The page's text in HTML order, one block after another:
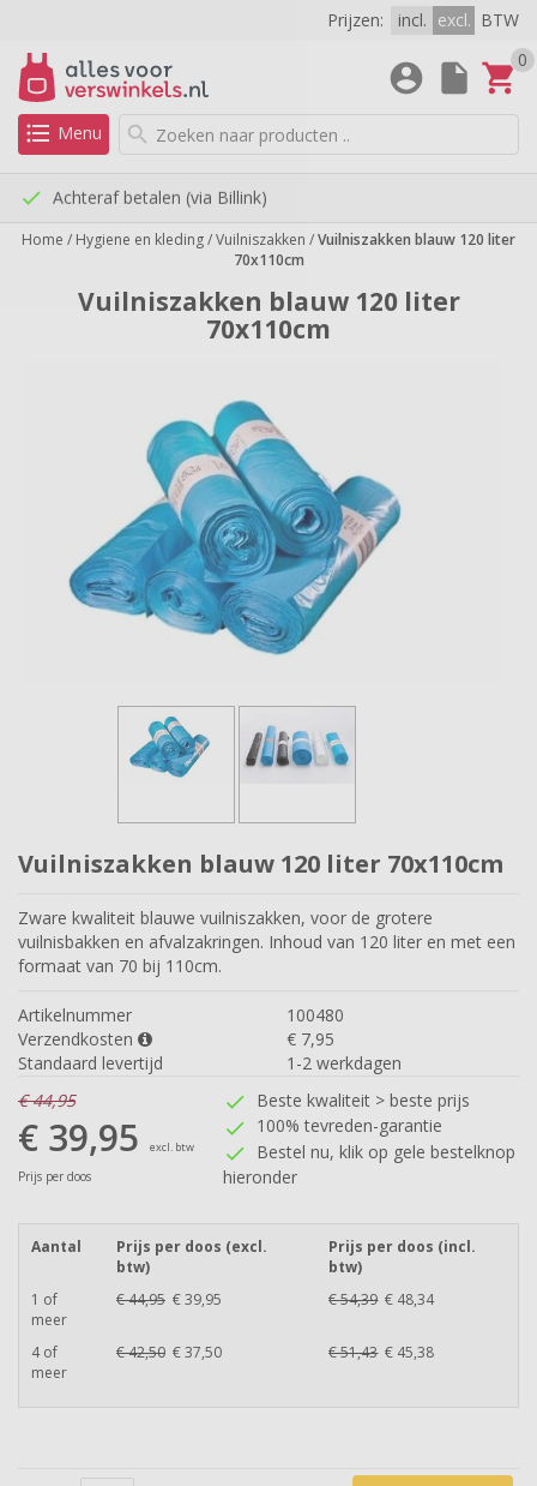
Prijzen: incl. excl. BTW
account_circle insert_drive_file shopping_cart0
format_list_bulleted Menu search
check Achteraf betalen (via Billink)
check Gratis verzending vanaf €225,-
check Met keurmerk: topservice!
check Achteraf betalen (via Billink)
Home / Hygiene en kleding/Vuilniszakken /Vuilniszakken blauw 120 liter
70x110cm
Vuilniszakken blauw 120 liter
70x110cm
Vuilniszakken blauw 120 liter 70x110cm
Zware kwaliteit blauwe vuilniszakken, voor de grotere
vuilnisbakken en afvalzakringen. Inhoud van 120 liter en met een
formaat van 70 bij 110cm.
Artikelnummer
100480
Verzendkosten
€ 7,95
Standaard levertijd
1-2 werkdagen
€ 44,95
€ 39,95 excl. btw
check Beste kwaliteit > beste prijs
check 100% tevreden-garantie
check Bestel nu, klik op gele bestelknop
hieronder
Prijs per doos
Aantal
Prijs per doos (excl.
btw)
Prijs per doos (incl.
btw)
1 of
meer
€ 44,95 € 39,95 € 54,39 € 48,34
4 of
meer
€ 42,50 € 37,50 € 51,43 € 45,38